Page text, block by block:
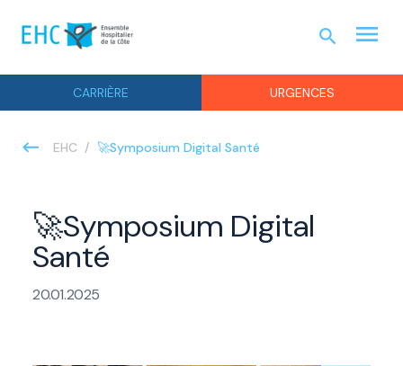
CARRIÈRE URGENCES
search menu
EHC 🚀Symposium Digital Santé
🚀Symposium Digital
Santé
20.01.2025